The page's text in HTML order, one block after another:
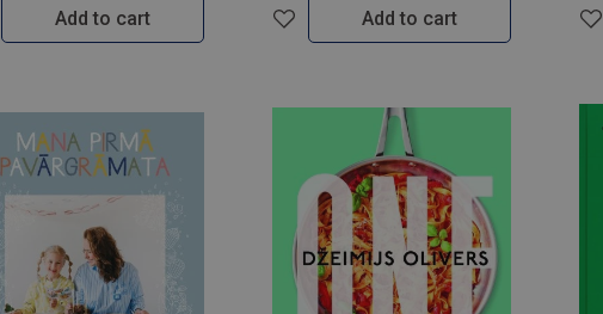
Add to cart Add to cart